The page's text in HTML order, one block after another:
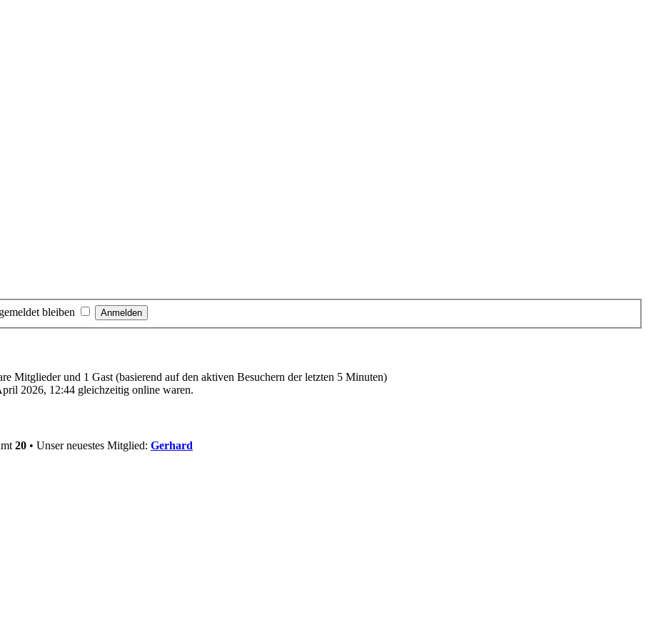
bleiben
Mitglieder und 1 Gast (basierend auf den aktiven Besuchern der letzten 5 Minuten)
2026, 12:44 gleichzeitig online waren.
20 • Unser neuestes Mitglied: Gerhard